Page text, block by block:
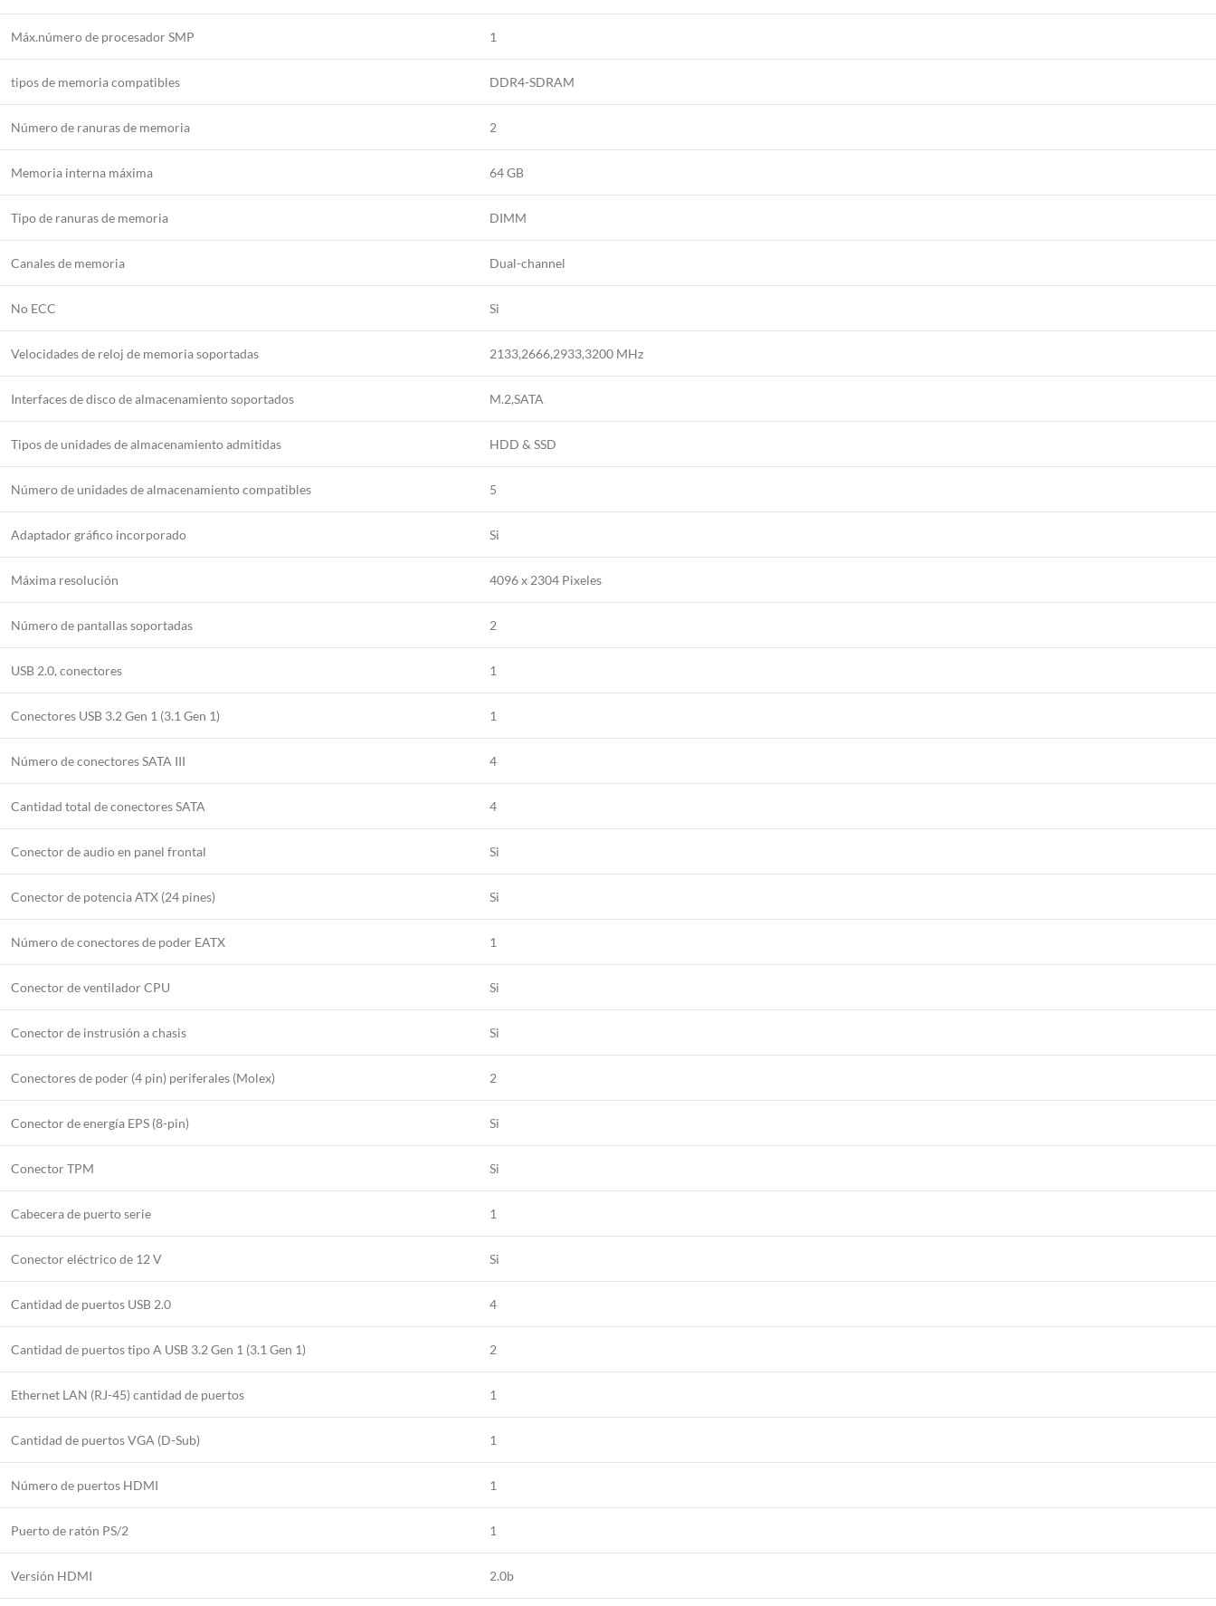
Máx.número de procesador SMP 1
tipos de memoria compatibles DDR4-SDRAM
Número de ranuras de memoria 2
Memoria interna máxima 64 GB
Tipo de ranuras de memoria DIMM
Canales de memoria Dual-channel
No ECC Si
Velocidades de reloj de memoria soportadas 2133,2666,2933,3200 MHz
Interfaces de disco de almacenamiento soportados M.2,SATA
Tipos de unidades de almacenamiento admitidas HDD & SSD
Número de unidades de almacenamiento compatibles 5
Adaptador gráfico incorporado Si
Máxima resolución 4096 x 2304 Pixeles
Número de pantallas soportadas 2
USB 2.0, conectores 1
Conectores USB 3.2 Gen 1 (3.1 Gen 1) 1
Número de conectores SATA III 4
Cantidad total de conectores SATA 4
Conector de audio en panel frontal Si
Conector de potencia ATX (24 pines) Si
Número de conectores de poder EATX 1
Conector de ventilador CPU Si
Conector de instrusión a chasis Si
Conectores de poder (4 pin) periferales (Molex) 2
Conector de energía EPS (8-pin) Si
Conector TPM Si
Cabecera de puerto serie 1
Conector eléctrico de 12 V Si
Cantidad de puertos USB 2.0 4
Cantidad de puertos tipo A USB 3.2 Gen 1 (3.1 Gen 1) 2
Ethernet LAN (RJ-45) cantidad de puertos 1
Cantidad de puertos VGA (D-Sub) 1
Número de puertos HDMI 1
Puerto de ratón PS/2 1
Versión HDMI 2.0b